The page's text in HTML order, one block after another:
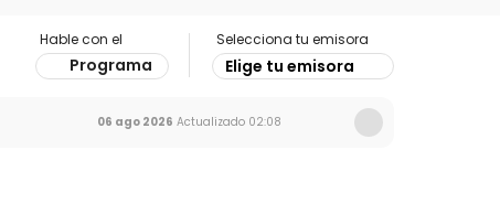
Hable con el
Programa
Selecciona tu emisora
Elige tu emisora
06 ago 2026 Actualizado 02:08